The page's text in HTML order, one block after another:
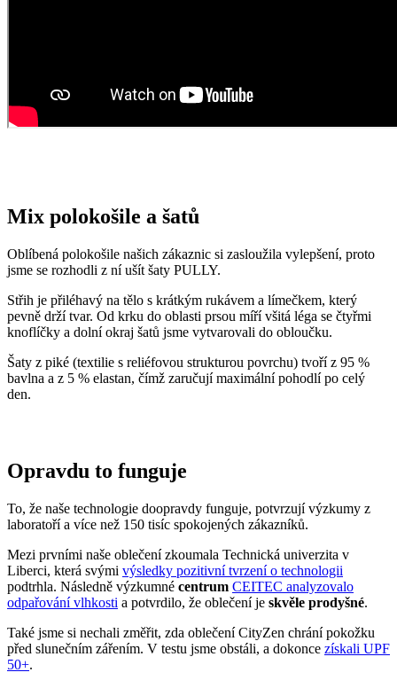
Mix polokošile a šatů
Střih je přiléhavý na tělo s krátkým rukávem a límečkem, který
pevně drží tvar. Od krku do oblasti prsou míří všitá léga se čtyřmi
Šaty z piké (textilie s reliéfovou strukturou povrchu) tvoří z 95 %
den.
Opravdu to funguje
Mezi prvními naše oblečení zkoumala Technická univerzita v
Liberci, která svýmivýsledky pozitivní tvrzení o technologii
odpařování vlhkostia potvrdilo, že oblečení jeskvěle prodyšné .
před slunečním zářením. V testu jsme obstáli, a dokoncezískali UPF
50+.
Přidané hodnoty oblečení